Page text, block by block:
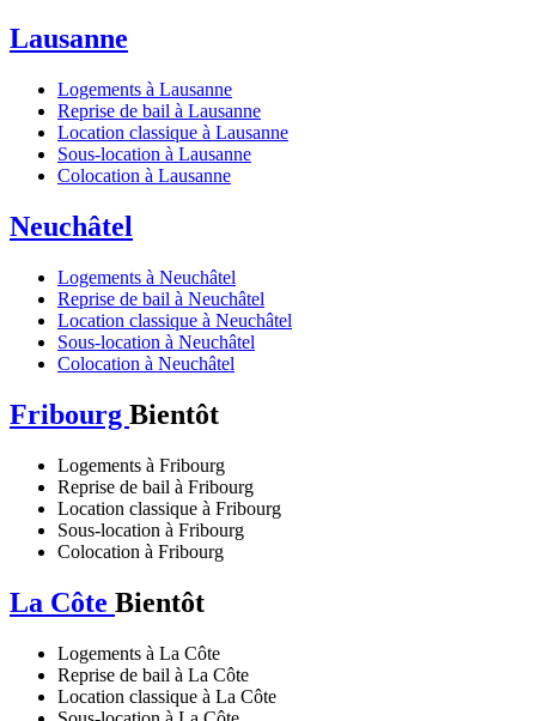
Lausanne
Logements à Lausanne
Reprise de bail à Lausanne
Location classique à Lausanne
Sous-location à Lausanne
Colocation à Lausanne
Neuchâtel
Logements à Neuchâtel
Reprise de bail à Neuchâtel
Location classique à Neuchâtel
Sous-location à Neuchâtel
Colocation à Neuchâtel
Fribourg Bientôt
Logements à Fribourg
Reprise de bail à Fribourg
Location classique à Fribourg
Sous-location à Fribourg
Colocation à Fribourg
La Côte Bientôt
Logements à La Côte
Reprise de bail à La Côte
Location classique à La Côte